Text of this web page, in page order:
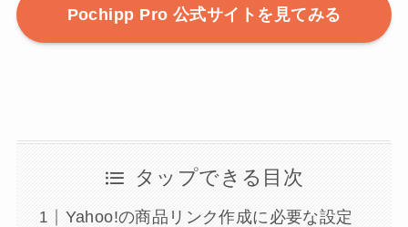
Pochipp Pro 公式サイトを見てみる
タップできる目次
Yahoo!の商品リンク作成に必要な設定